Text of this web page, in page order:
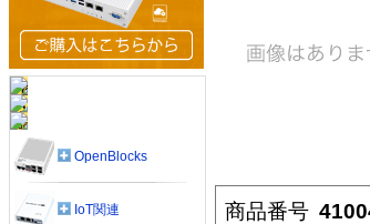
商品番号
OpenBlocks
IoT関連